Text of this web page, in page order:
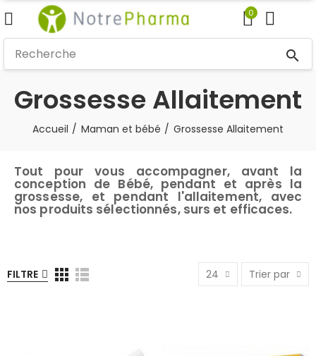
0
search
Grossesse Allaitement
Accueil Maman et bébé Grossesse Allaitement
Tout pour vous accompagner, avant la
conception de Bébé, pendant et après la
grossesse, et pendant l'allaitement, avec
nos produits sélectionnés, surs et efficaces.
FILTRE 24 Trier par